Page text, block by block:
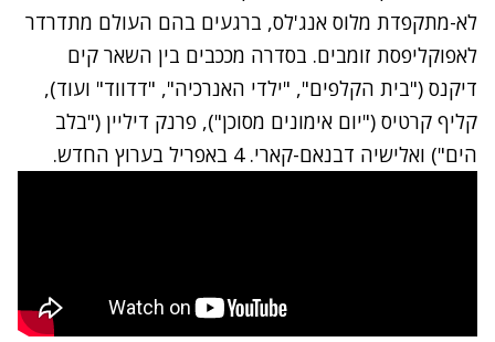
לא-מתקפדת מלוס אנג'לס, ברגעים בהם העולם מתדרדר
לאפוקליפסת זומבים. בסדרה מככבים בין השאר קים
דיקנס ("בית הקלפים", "ילדי האנרכיה", "דדווד" ועוד),
קליף קרטיס ("יום אימונים מסוכן"), פרנק דיליין ("בלב
הים") ואלישיה דבנאם-קארי. 4 באפריל בערוץ החדש.